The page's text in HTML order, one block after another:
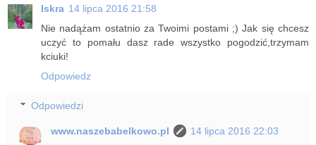
Iskra 14 lipca 2016 21:58
Nie nadążam ostatnio za Twoimi postami ;) Jak się chcesz
uczyć to pomału dasz rade wszystko pogodzić,trzymam
kciuki!
Odpowiedz
Odpowiedzi
www.naszebabelkowo.pl
14 lipca 2016 22:03